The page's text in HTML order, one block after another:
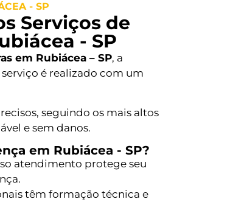
- SP
Serviços de
- SP
em Rubiácea – SP, a
é realizado com um
seguindo os mais altos
e sem danos.
em Rubiácea - SP?
atendimento protege seu
têm formação técnica e